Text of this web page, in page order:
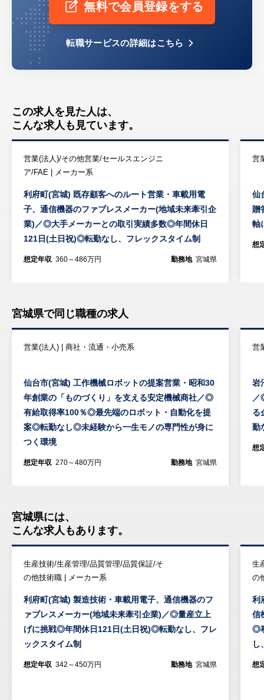
無料で会員登録をする
転職サービスの詳細はこちら
この求人を見た人は、
こんな求人も見ています。
営業(法人)/その他営業/セールスエンジニ
ア/FAE | メーカー系
利府町(宮城) 既存顧客へのルート営業・車載用電
子、通信機器のファブレスメーカー(地域未来牽引企
業)／◎大手メーカーとの取引実績多数◎年間休日
121日(土日祝)◎転勤なし、フレックスタイム制
想定年収 360～486万円 勤務地 宮城県
営
仙
贈
軸
想
宮城県で同じ職種の求人
営業(法人) | 商社・流通・小売系
仙台市(宮城) 工作機械ロボットの提案営業・昭和30
年創業の「ものづくり」を支える安定機械商社／◎
有給取得率100％◎最先端のロボット・自動化を提
案◎転勤なし◎未経験から一生モノの専門性が身に
つく環境
想定年収 270～480万円 勤務地 宮城県
営
岩
／
る
勤
想
宮城県には、
こんな求人もあります。
生産技術/生産管理/品質管理/品質保証/そ
の他技術職 | メーカー系
利府町(宮城) 製造技術・車載用電子、通信機器のフ
ァブレスメーカー(地域未来牽引企業)／◎量産立上
げに挑戦◎年間休日121日(土日祝)◎転勤なし、フレ
ックスタイム制
想定年収 342～450万円 勤務地 宮城県
生
の
利
信
◎
し
想